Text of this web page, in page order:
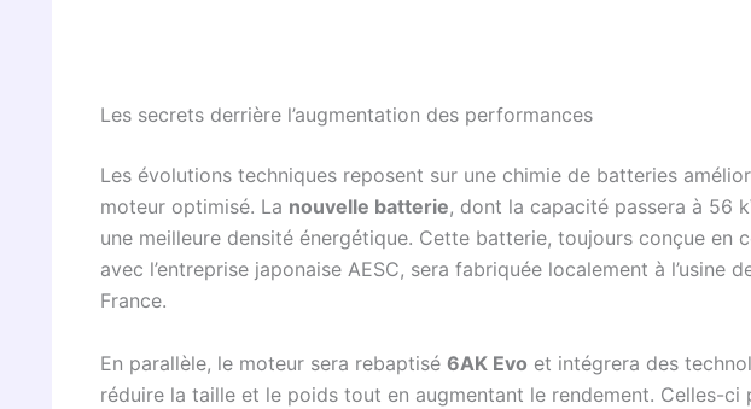
Les secrets derrière l’augmentation des performances
Les évolutions techniques reposent sur une chimie de batteries
moteur optimisé. La nouvelle batterie, dont la capacité passera à 56
une meilleure densité énergétique. Cette batterie, toujours conçue en
avec l’entreprise japonaise AESC, sera fabriquée localement à l’usine
France.
En parallèle, le moteur sera rebaptisé 6AK Evo et intégrera des
réduire la taille et le poids tout en augmentant le rendement. Celles-ci